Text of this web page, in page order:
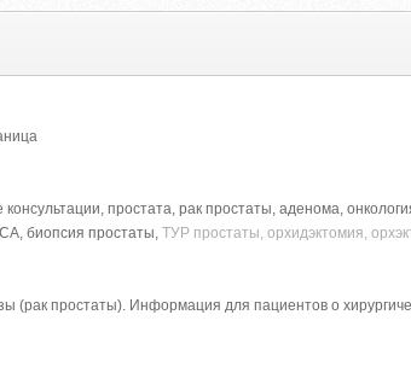
простата, рак простаты, аденома,
биопсия простаты,ТУР простаты, орхидэктомия,
(рак простаты). Информация для пациентов о